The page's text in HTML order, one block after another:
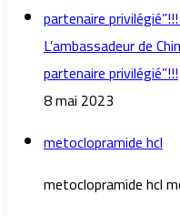
L’ambassadeur de
partenaire privilégié”!!!
8 mai 2023
metoclopramide hcl
metoclopramide hcl